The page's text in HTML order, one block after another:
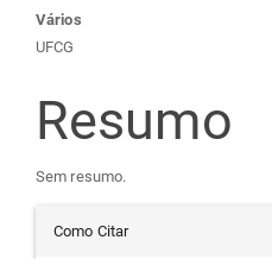
Conteúdo
do
artigo
principal
Vários
UFCG
Resumo
Sem resumo.
Detalhes
Como Citar